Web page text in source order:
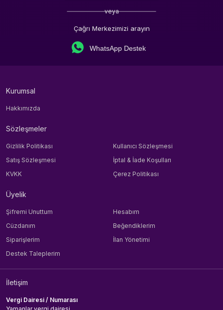
veya
Çağrı Merkezimizi arayın
WhatsApp Destek
Kurumsal
Hakkımızda
Sözleşmeler
Gizlilik Politikası
Kullanıcı Sözleşmesi
Satış Sözleşmesi
İptal & İade Koşulları
KVKK
Çerez Politikası
Üyelik
Şifremi Unuttum
Hesabım
Cüzdanım
Beğendiklerim
Siparişlerim
İlan Yönetimi
Destek Taleplerim
İletişim
Vergi Dairesi / Numarası